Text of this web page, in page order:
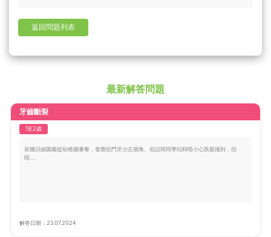
返回問題列表
最新解答問題
牙齒斷裂
1至2歲
前幾日細囡囡從幼稚園番黎，發覺佢門牙少左個角。佢話同同學玩時唔小心跌親撞到，但
唔.....
解答日期：23.07.2024